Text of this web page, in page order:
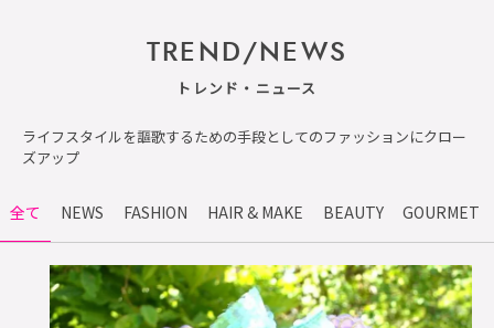
TREND/NEWS
トレンド・ニュース
ライフスタイルを謳歌するための手段としてのファッションにクロー
ズアップ
全て NEWS FASHION HAIR & MAKE BEAUTY GOURMET